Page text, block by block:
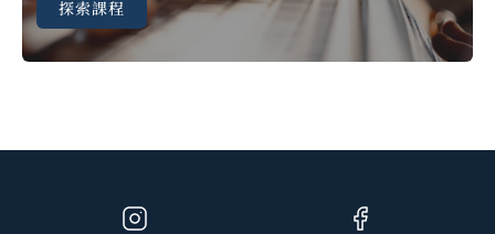
探索課程